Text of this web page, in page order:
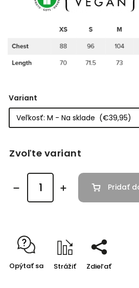
Variant
Zvoľte variant
Pridať
Opýtať sa Strážiť Zdieľať